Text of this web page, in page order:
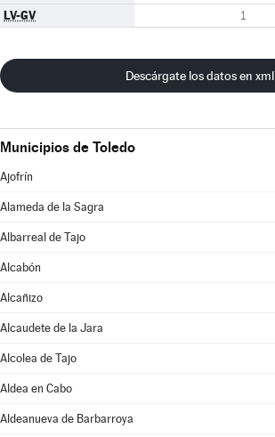
LV-GV 1
Descárgate los datos en xml
Municipios de Toledo
Ajofrín
Alameda de la Sagra
Albarreal de Tajo
Alcabón
Alcañizo
Alcaudete de la Jara
Alcolea de Tajo
Aldea en Cabo
Aldeanueva de Barbarroya